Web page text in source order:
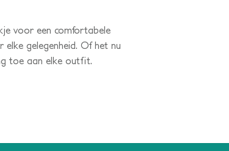
voor een comfortabele
gelegenheid. Of het nu
toe aan elke outfit.